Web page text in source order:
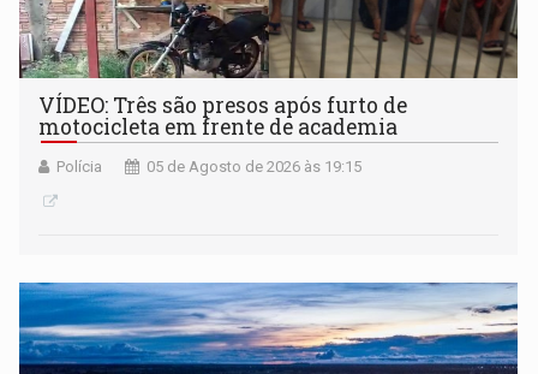
VÍDEO: Três são presos após furto de
motocicleta em frente de academia
Polícia 05 de Agosto de 2026 às 19:15